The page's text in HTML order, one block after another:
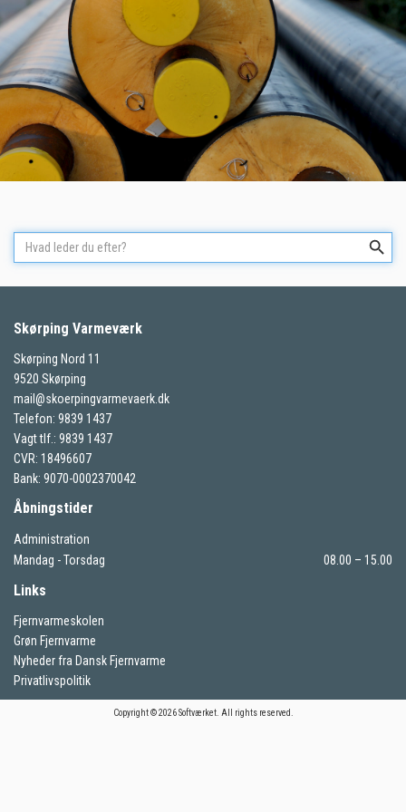
Skørping Varmeværk
Skørping Nord 11
9520 Skørping
mail@skoerpingvarmevaerk.dk
Telefon: 9839 1437
Vagt tlf.: 9839 1437
CVR: 18496607
Bank: 9070-0002370042
Åbningstider
Administration
Mandag - Torsdag
08.00 – 15.00
Links
Fjernvarmeskolen
Grøn Fjernvarme
Nyheder fra Dansk Fjernvarme
Privatlivspolitik
Copyright © 2026 Softværket. All rights reserved.